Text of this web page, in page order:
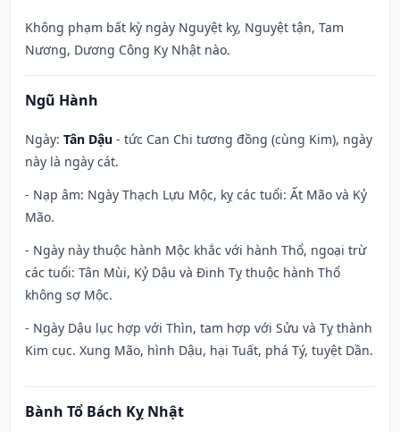
Không phạm bất kỳ ngày Nguyệt kỵ, Nguyệt tận, Tam
Nương, Dương Công Kỵ Nhật nào.
Ngũ Hành
Ngày: Tân Dậu - tức Can Chi tương đồng (cùng Kim), ngày
này là ngày cát.
- Nạp âm: Ngày Thạch Lựu Mộc, kỵ các tuổi: Ất Mão và Kỷ
Mão.
- Ngày này thuộc hành Mộc khắc với hành Thổ, ngoại trừ
các tuổi: Tân Mùi, Kỷ Dậu và Đinh Tỵ thuộc hành Thổ
không sợ Mộc.
- Ngày Dậu lục hợp với Thìn, tam hợp với Sửu và Tỵ thành
Kim cục. Xung Mão, hình Dậu, hại Tuất, phá Tý, tuyệt Dần.
Bành Tổ Bách Kỵ Nhật